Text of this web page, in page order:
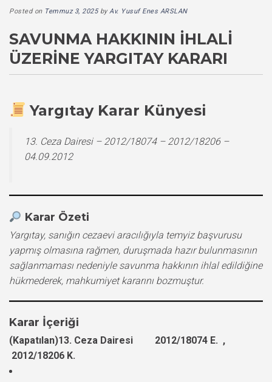
Posted on Temmuz 3, 2025byAv. Yusuf Enes ARSLAN
SAVUNMA HAKKININ İHLALI
ÜZERINE YARGITAY KARARI
Yargıtay Karar Künyesi
13. Ceza Dairesi – 2012/18074 – 2012/18206 –
04.09.2012
Karar Özeti
Yargıtay, sanığın cezaevi aracılığıyla temyiz başvurusu
yapmış olmasına rağmen, duruşmada hazır bulunmasının
sağlanmaması nedeniyle savunma hakkının ihlal edildiğine
hükmederek, mahkumiyet kararını bozmuştur.
Karar İçeriği
(Kapatılan)13. Ceza Dairesi 2012/18074 E. ,
2012/18206 K.